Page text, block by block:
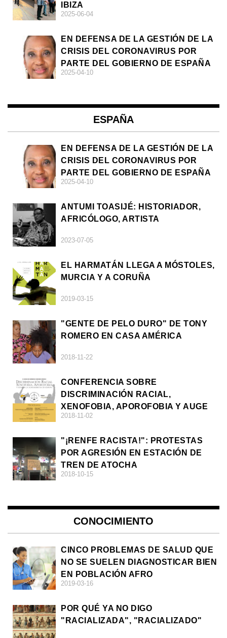
IBIZA
2025-06-04
EN DEFENSA DE LA GESTIÓN DE LA
CRISIS DEL CORONAVIRUS POR
PARTE DEL GOBIERNO DE ESPAÑA
2025-04-10
ESPAÑA
EN DEFENSA DE LA GESTIÓN DE LA
CRISIS DEL CORONAVIRUS POR
PARTE DEL GOBIERNO DE ESPAÑA
2025-04-10
ANTUMI TOASIJÉ: HISTORIADOR,
AFRICÓLOGO, ARTISTA
2023-07-05
EL HARMATÁN LLEGA A MÓSTOLES,
MURCIA Y A CORUÑA
2019-03-15
"GENTE DE PELO DURO" DE TONY
ROMERO EN CASA AMÉRICA
2018-11-22
CONFERENCIA SOBRE
DISCRIMINACIÓN RACIAL,
XENOFOBIA, APOROFOBIA Y AUGE
DE LA ULTRADERECHA EN EUROPA
2018-11-02
"¡RENFE RACISTA!": PROTESTAS
POR AGRESIÓN EN ESTACIÓN DE
TREN DE ATOCHA
2018-10-15
CONOCIMIENTO
CINCO PROBLEMAS DE SALUD QUE
NO SE SUELEN DIAGNOSTICAR BIEN
EN POBLACIÓN AFRO
2019-03-16
POR QUÉ YA NO DIGO
"RACIALIZADA", "RACIALIZADO"